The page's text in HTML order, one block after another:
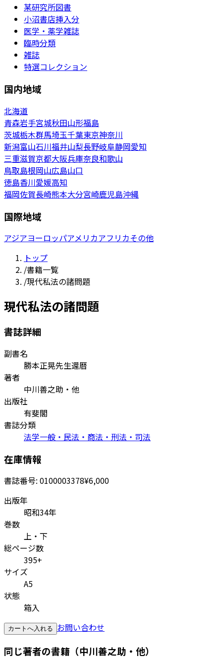
某研究所図書
小沼書店挿入分
医学・薬学雑誌
臨時分類
雑誌
特選コレクション
国内地域
北海道
青森岩手宮城秋田山形福島
茨城栃木群馬埼玉千葉東京神奈川
新潟富山石川福井山梨長野岐阜静岡愛知
三重滋賀京都大阪兵庫奈良和歌山
鳥取島根岡山広島山口
徳島香川愛媛高知
福岡佐賀長崎熊本大分宮崎鹿児島沖縄
国際地域
アジアヨーロッパアメリカアフリカその他
トップ
/書籍一覧
/現代私法の諸問題
現代私法の諸問題
書誌詳細
副書名
勝本正晃先生還暦
著者
中川善之助・他
出版社
有斐閣
書誌分類
法学一般・民法・商法・刑法・司法
在庫情報
書誌番号: 0100003378¥6,000
出版年
昭和34年
巻数
上・下
総ページ数
395+
サイズ
A5
状態
箱入
カートへ入れる お問い合わせ
同じ著者の書籍（中川善之助・他）